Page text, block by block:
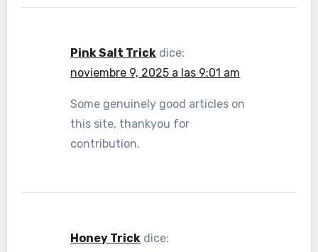
Pink Salt Trick dice:
noviembre 9, 2025 a las 9:01 am
Some genuinely good articles on
this site, thankyou for
contribution.
Honey Trick dice: